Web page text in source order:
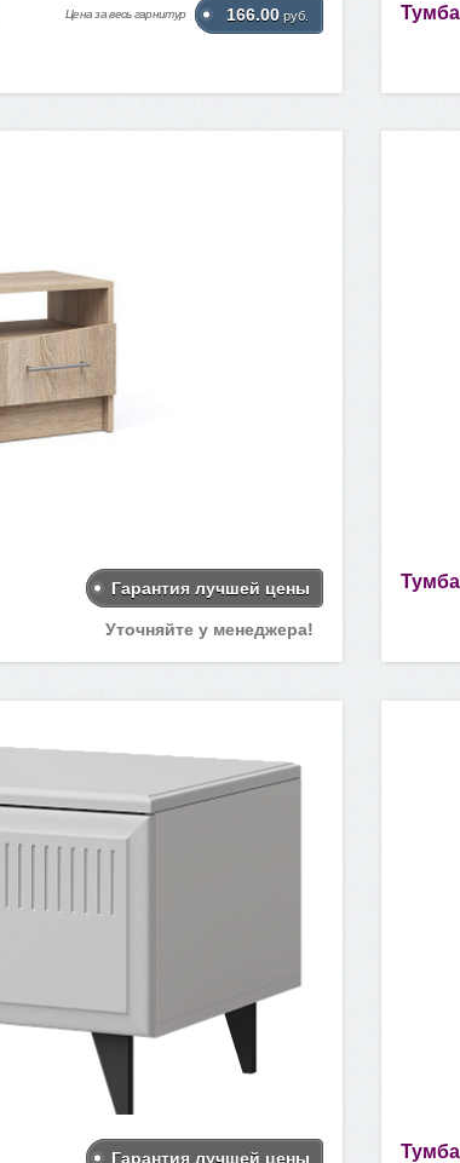
Цена за весь гарнитур 166.00 руб.
Гарантия лучшей цены
Уточняйте у менеджера!
Гарантия лучшей цены